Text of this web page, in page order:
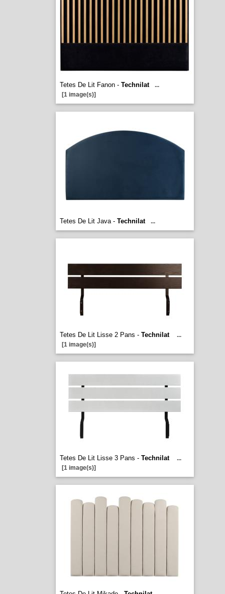
Tetes De Lit Fanon - Technilat
...
[1 image(s)]
Tetes De Lit Java - Technilat ...
Tetes De Lit Lisse 2 Pans - Technilat
...
[1 image(s)]
Tetes De Lit Lisse 3 Pans - Technilat
...
[1 image(s)]